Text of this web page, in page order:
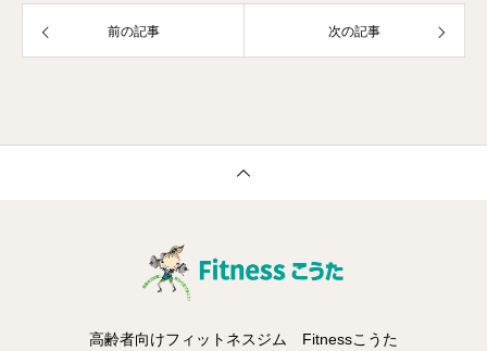
前の記事 次の記事
高齢者向けフィットネスジム Fitnessこうた